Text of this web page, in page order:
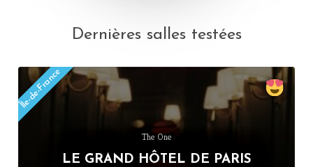
Dernières salles testées
The One
LE GRAND HÔTEL DE PARIS
Île-de-France